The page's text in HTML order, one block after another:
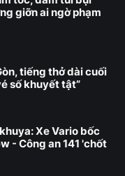
giỡn ai ngờ phạm
tiếng thở dài cuối
số khuyết tật”
khuya: Xe Vario bốc
- Công an 141 'chốt